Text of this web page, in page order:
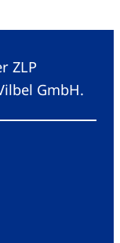
ZLP
GmbH.